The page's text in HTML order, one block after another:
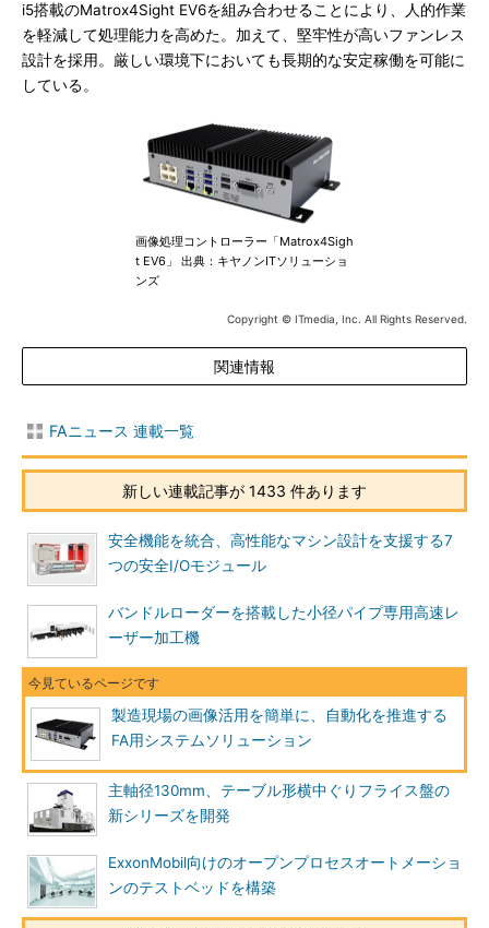
i5搭載のMatrox4Sight EV6を組み合わせることにより、人的作業
を軽減して処理能力を高めた。加えて、堅牢性が高いファンレス
設計を採用。厳しい環境下においても長期的な安定稼働を可能に
している。
画像処理コントローラー「Matrox4Sigh
t EV6」 出典：キヤノンITソリューショ
ンズ
Copyright © ITmedia, Inc. All Rights Reserved.
関連情報
FAニュース 連載一覧
新しい連載記事が 1433 件あります
安全機能を統合、高性能なマシン設計を支援する7
つの安全I/Oモジュール
バンドルローダーを搭載した小径パイプ専用高速レ
ーザー加工機
製造現場の画像活用を簡単に、自動化を推進する
FA用システムソリューション
主軸径130mm、テーブル形横中ぐりフライス盤の
新シリーズを開発
ExxonMobil向けのオープンプロセスオートメーショ
ンのテストベッドを構築